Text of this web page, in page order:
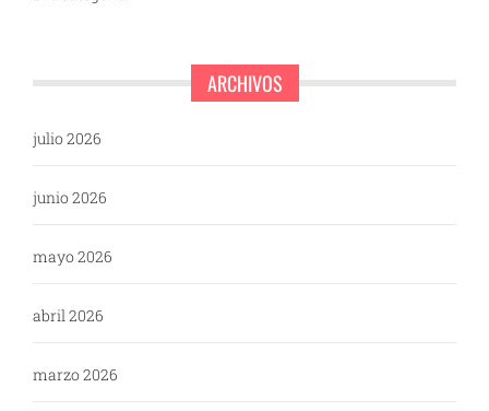
ARCHIVOS
julio 2026
junio 2026
mayo 2026
abril 2026
marzo 2026